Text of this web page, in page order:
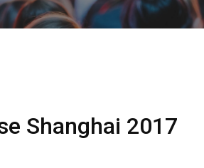
Shanghai 2017